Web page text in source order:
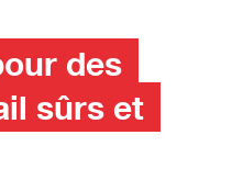
des
sûrs et